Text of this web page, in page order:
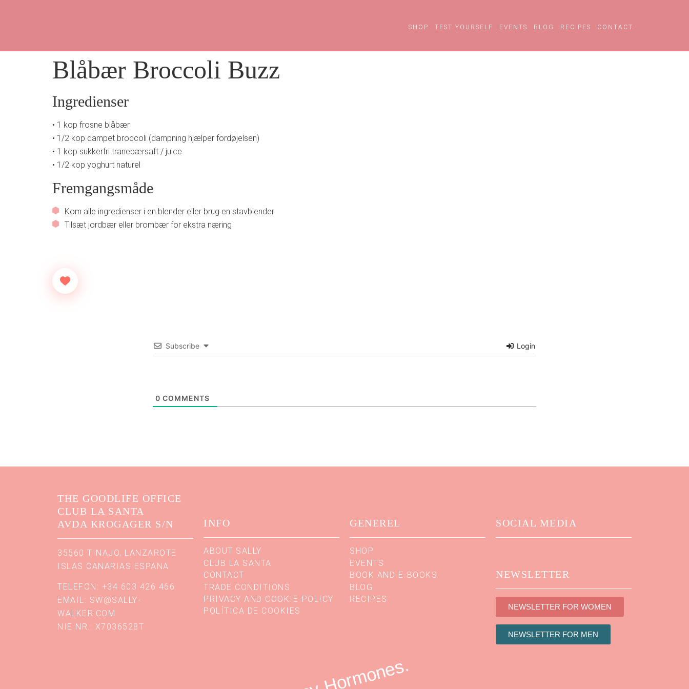
SHOP TEST YOURSELF EVENTS BLOG RECIPES CONTACT
Blåbær Broccoli Buzz
Ingredienser
• 1 kop frosne blåbær
• 1/2 kop dampet broccoli (dampning hjælper fordøjelsen)
• 1 kop sukkerfri tranebærsaft / juice
• 1/2 kop yoghurt naturel
Fremgangsmåde
Kom alle ingredienser i en blender eller brug en stavblender
Tilsæt jordbær eller brombær for ekstra næring
Subscribe Login
0 COMMENTS
THE GOODLIFE OFFICE
CLUB LA SANTA
AVDA KROGAGER S/N
35560 TINAJO, LANZAROTE
ISLAS CANARIAS ESPANA
TELEFON: +34 603 426 466
EMAIL: SW@SALLY-
WALKER.COM
NIE NR.: X7036528T
INFO
ABOUT SALLY
CLUB LA SANTA
CONTACT
TRADE CONDITIONS
PRIVACY AND COOKIE-POLICY
POLÍTICA DE COOKIES
GENEREL
SHOP
EVENTS
BOOK AND E-BOOKS
BLOG
RECIPES
SOCIAL MEDIA
NEWSLETTER
NEWSLETTER FOR WOMEN
NEWSLETTER FOR MEN